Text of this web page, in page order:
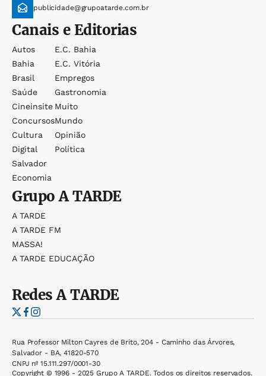
publicidade@grupoatarde.com.br
Canais e Editorias
Autos
Bahia
Brasil
Saúde
Cineinsite
Concursos
Cultura
Digital
Salvador
Economia
E.c. Bahia
E.c. Vitória
Empregos
Gastronomia
Muito
Mundo
Opinião
Política
GrupoA TARDE
A TARDE
A TARDE FM
MASSA!
A TARDE EDUCAÇÃO
RedesA TARDE
Rua Professor Milton Cayres de Brito, 204 - Caminho das Árvores,
Salvador - BA, 41820-570
CNPJ nº 15.111.297/0001-30
Copyright © 1996 - 2025 Grupo A TARDE. Todos os direitos reservados.